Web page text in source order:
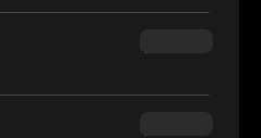
$54.90
$34.95